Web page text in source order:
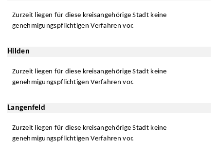
Zurzeit liegen für diese kreisangehörige Stadt keine
genehmigungspflichtigen Verfahren vor.
Hilden
Zurzeit liegen für diese kreisangehörige Stadt keine
genehmigungspflichtigen Verfahren vor.
Langenfeld
Zurzeit liegen für diese kreisangehörige Stadt keine
genehmigungspflichtigen Verfahren vor.